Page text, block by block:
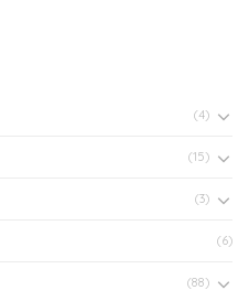
(4)
(15)
(3)
(6)
(88)